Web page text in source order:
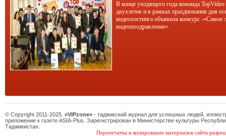
В конце уходящего года команда TopVideo
двухлетие и в рамках празднования дня
видеохостинга объявила конкурс -«Самое
видеопоздравление».
© Copyright 2011-2025. «VIPzone» - таджикский журнал для успешных людей,
приложение к газете ASIA-Plus. Зарегистрирован в Министерстве культуры
Таджикистан.
Перепечатка и копирование материалов сайта